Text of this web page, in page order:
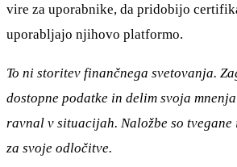
vire za uporabnike, da pridobijo
uporabljajo njihovo platformo.
To ni storitev finančnega svetovanja.
dostopne podatke in delim svoja
ravnal v situacijah. Naložbe so tvegane
za svoje odločitve.